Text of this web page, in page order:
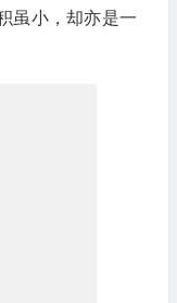
虽小，却亦是一